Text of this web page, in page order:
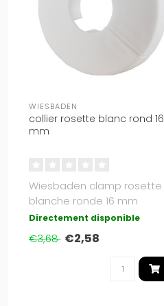
WIESBADEN
collier rosette blanc rond 16
mm
Wiesbaden clamp rosette
blanche ronde 16 mm
Directement disponible
€3,68 €2,58